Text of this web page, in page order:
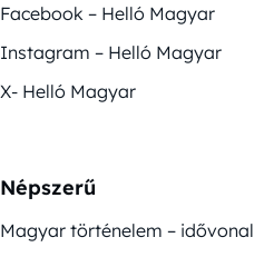
Facebook – Helló Magyar
Instagram – Helló Magyar
X- Helló Magyar
Népszerű
Magyar történelem – idővonal